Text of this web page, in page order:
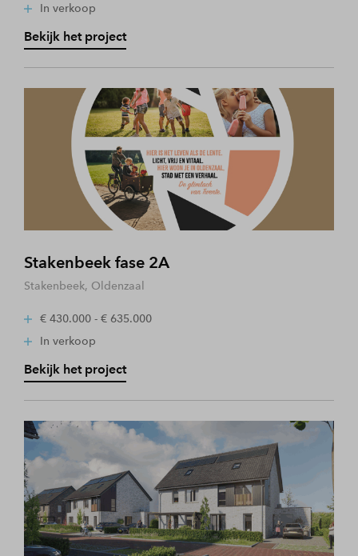
In verkoop
Bekijk het project
Stakenbeek fase 2A
Stakenbeek, Oldenzaal
€ 430.000 - € 635.000
In verkoop
Bekijk het project